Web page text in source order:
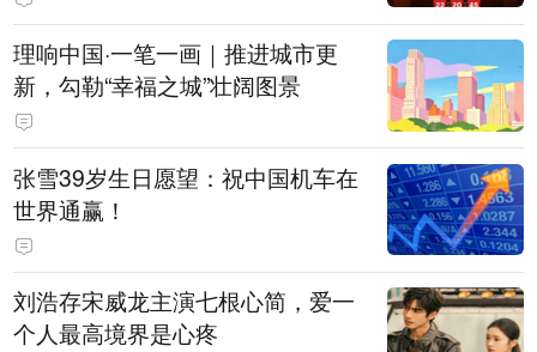
理响中国·一笔一画｜推进城市更
新，勾勒“幸福之城”壮阔图景
张雪39岁生日愿望：祝中国机车在
世界通赢！
刘浩存宋威龙主演七根心简，爱一
个人最高境界是心疼